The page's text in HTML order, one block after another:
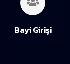
Bayi Girişi